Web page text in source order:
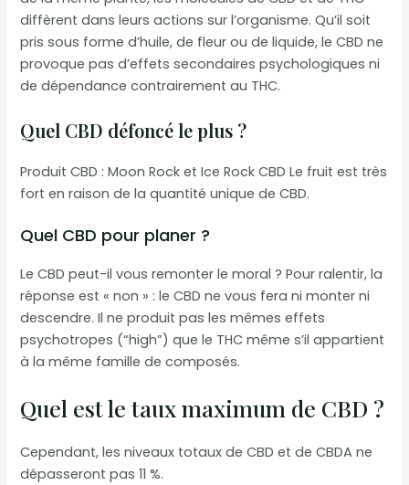
diffèrent dans leurs actions sur l’organisme. Qu’il soit
pris sous forme d’huile, de fleur ou de liquide, le CBD ne
provoque pas d’effets secondaires psychologiques ni
de dépendance contrairement au THC.
Quel CBD défoncé le plus ?
Produit CBD : Moon Rock et Ice Rock CBD Le fruit est très
fort en raison de la quantité unique de CBD.
Quel CBD pour planer ?
Le CBD peut-il vous remonter le moral ? Pour ralentir, la
réponse est « non » : le CBD ne vous fera ni monter ni
descendre. Il ne produit pas les mêmes effets
psychotropes (“high”) que le THC même s’il appartient
à la même famille de composés.
Quel est le taux maximum de CBD ?
Cependant, les niveaux totaux de CBD et de CBDA ne
dépasseront pas 11 %.